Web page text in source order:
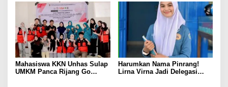
Mahasiswa KKN Unhas Sulap
UMKM Panca Rijang Go
Harumkan Nama Pinrang!
Lirna Virna Jadi Delegasi